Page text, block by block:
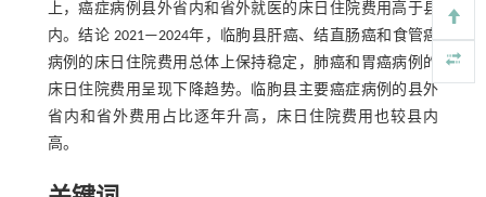
上，癌症病例县外省内和省外就医的床日住院费用高于县
内。结论 2021—2024年，临朐县肝癌、结直肠癌和食管癌
病例的床日住院费用总体上保持稳定，肺癌和胃癌病例的
床日住院费用呈现下降趋势。临朐县主要癌症病例的县外
省内和省外费用占比逐年升高，床日住院费用也较县内
高。